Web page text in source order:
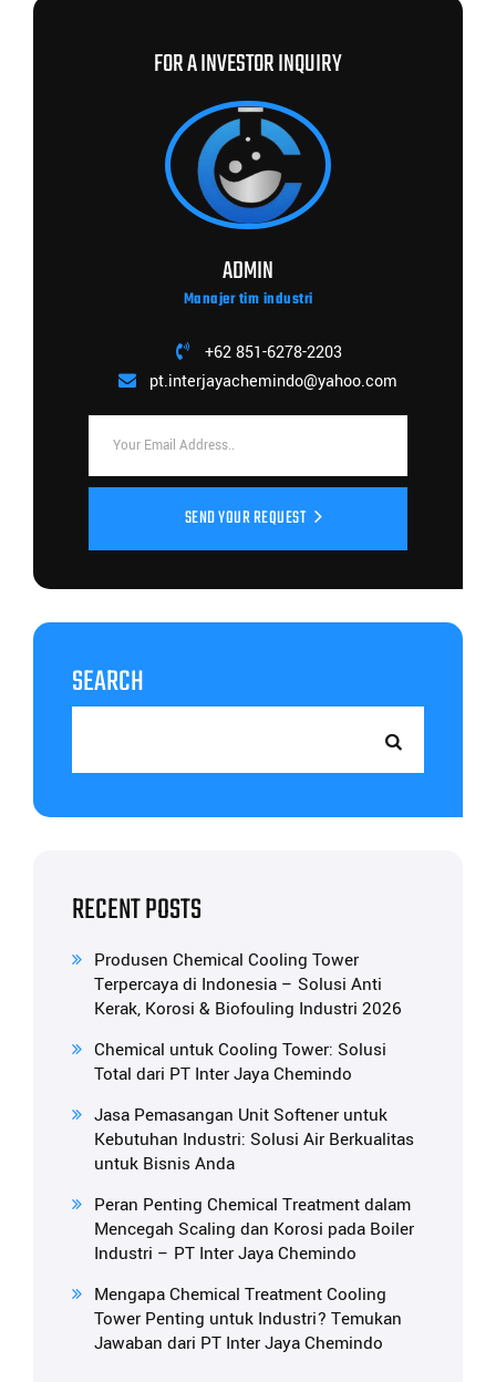
FOR A INVESTOR INQUIRY
ADMIN
Manajer tim industri
+62 851-6278-2203
pt.interjayachemindo@yahoo.com
SEND YOUR REQUEST
SEARCH
RECENT POSTS
Produsen Chemical Cooling Tower
Terpercaya di Indonesia – Solusi Anti
Kerak, Korosi & Biofouling Industri 2026
Chemical untuk Cooling Tower: Solusi
Total dari PT Inter Jaya Chemindo
Jasa Pemasangan Unit Softener untuk
Kebutuhan Industri: Solusi Air Berkualitas
untuk Bisnis Anda
Peran Penting Chemical Treatment dalam
Mencegah Scaling dan Korosi pada Boiler
Industri – PT Inter Jaya Chemindo
Mengapa Chemical Treatment Cooling
Tower Penting untuk Industri? Temukan
Jawaban dari PT Inter Jaya Chemindo